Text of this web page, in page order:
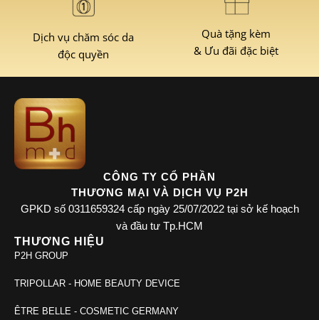
Dịch vụ chăm sóc da
độc quyền
Quà tặng kèm
& Ưu đãi đặc biệt
CÔNG TY CỔ PHẦN
THƯƠNG MẠI VÀ DỊCH VỤ P2H
GPKD số 0311659324 cấp ngày 25/07/2022 tại sở kế hoạch
và đầu tư Tp.HCM
THƯƠNG HIỆU
P2H GROUP
TRIPOLLAR - HOME BEAUTY DEVICE
ÊTRE BELLE - COSMETIC GERMANY